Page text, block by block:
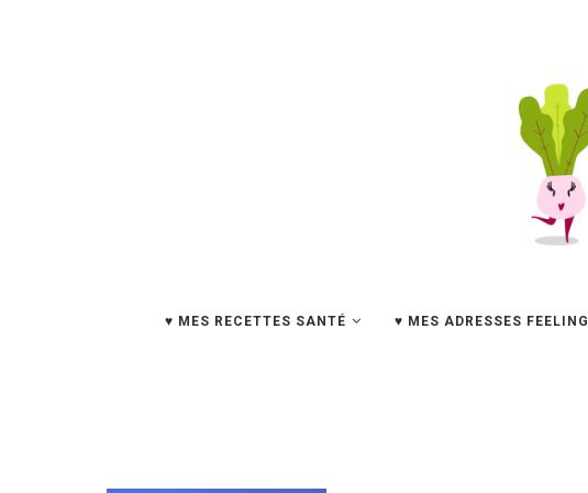
♥ MES RECETTES SANTÉ ♥ MES ADRESSES FEELING